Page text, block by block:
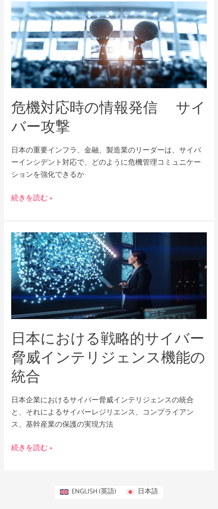
危機対応時の情報発信 サイ
バー攻撃
日本の重要インフラ、金融、製造業のリーダーは、サイバ
ーインシデント対応で、どのように危機管理コミュニケー
ションを強化できるか
危
機
対
応
時
の
情
報
発
信
サ
バ
ー
攻
続きを読む »
日本における戦略的サイバー
脅威インテリジェンス機能の
統合
日本企業におけるサイバー脅威インテリジェンスの統合
と、それによるサイバーレジリエンス、コンプライアン
ス、基幹産業の保護の実現方法
日
本
に
お
け
る
略
的
サ
イ
バ
ー
脅
威
イ
テ
続きを読む »
ENGLISH(英語) 日本語